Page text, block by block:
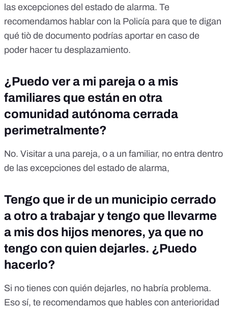
las excepciones del estado de alarma. Te
recomendamos hablar con la Policía para que te digan
qué tiò de documento podrías aportar en caso de
poder hacer tu desplazamiento.
¿Puedo ver a mi pareja o a mis
familiares que están en otra
comunidad autónoma cerrada
perimetralmente?
No. Visitar a una pareja, o a un familiar, no entra dentro
de las excepciones del estado de alarma,
Tengo que ir de un municipio cerrado
a otro a trabajar y tengo que llevarme
a mis dos hijos menores, ya que no
tengo con quien dejarles. ¿Puedo
hacerlo?
Si no tienes con quién dejarles, no habría problema.
Eso sí, te recomendamos que hables con anterioridad